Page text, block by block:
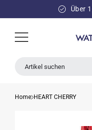
INHALT
Über
Artikel suchen
Home HEART CHERRY